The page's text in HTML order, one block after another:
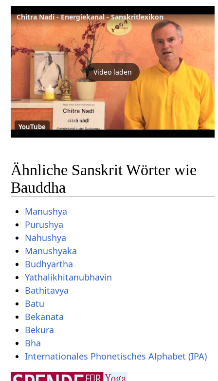
Chitra Nadi - Energiekanal - Sanskritlexikon
Video laden
YouTube
Ähnliche Sanskrit Wörter wie
Bauddha
Manushya
Purushya
Nahushya
Manushyaka
Budhyartha
Yathalikhitanubhavin
Bathitavya
Batu
Bekanata
Bekura
Bha
Internationales Phonetisches Alphabet (IPA)